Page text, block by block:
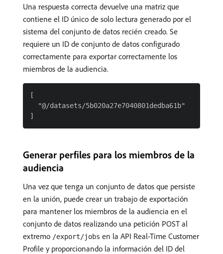
Una respuesta correcta devuelve una matriz que
contiene el ID único de solo lectura generado por el
sistema del conjunto de datos recién creado. Se
requiere un ID de conjunto de datos configurado
correctamente para exportar correctamente los
miembros de la audiencia.
[
  "@/datasets/5b020a27e7040801dedba61b"
Generar perfiles para los miembros de la
audiencia
Una vez que tenga un conjunto de datos que persiste
en la unión, puede crear un trabajo de exportación
para mantener los miembros de la audiencia en el
conjunto de datos realizando una petición POST al
extremo /export/jobs en la API Real-Time Customer
Profile y proporcionando la información del ID del